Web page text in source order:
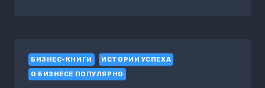
FASHION-
ДИЗАЙНЕРОМ
СВОЕГО
БИЗНЕС-КНИГИ
ИСТОРИИ УСПЕХА
О БИЗНЕСЕ ПОПУЛЯРНО